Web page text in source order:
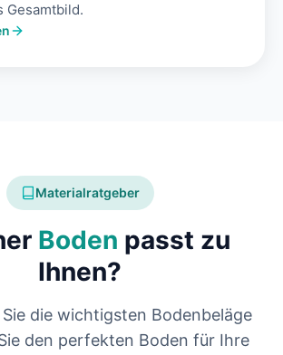
Gesamtbild.
Materialratgeber
Boden passt zu
Ihnen?
die wichtigsten Bodenbeläge
den perfekten Boden für Ihre